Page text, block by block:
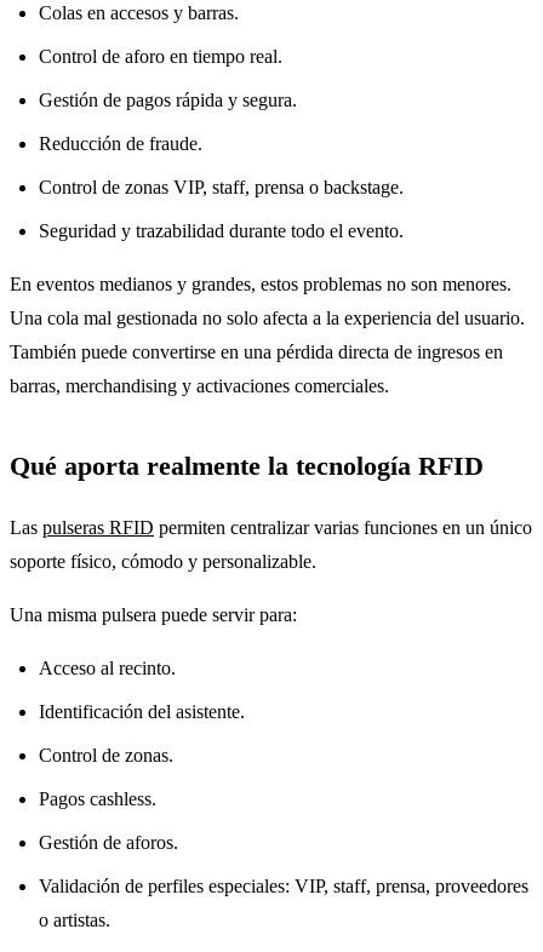
Colas en accesos y barras.
Control de aforo en tiempo real.
Gestión de pagos rápida y segura.
Reducción de fraude.
Control de zonas VIP, staff, prensa o backstage.
Seguridad y trazabilidad durante todo el evento.
En eventos medianos y grandes, estos problemas no son menores.
Una cola mal gestionada no solo afecta a la experiencia del usuario.
También puede convertirse en una pérdida directa de ingresos en
barras, merchandising y activaciones comerciales.
Qué aporta realmente la tecnología RFID
Las pulseras RFID permiten centralizar varias funciones en un único
soporte físico, cómodo y personalizable.
Una misma pulsera puede servir para:
Acceso al recinto.
Identificación del asistente.
Control de zonas.
Pagos cashless.
Gestión de aforos.
Validación de perfiles especiales: VIP, staff, prensa, proveedores
o artistas.